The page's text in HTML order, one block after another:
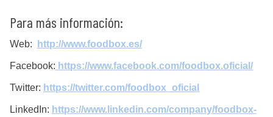
Para más información:
Web: http://www.foodbox.es/
Facebook: https://www.facebook.com/foodbox.oficial/
Twitter: https://twitter.com/foodbox_oficial
LinkedIn: https://www.linkedin.com/company/foodbox-